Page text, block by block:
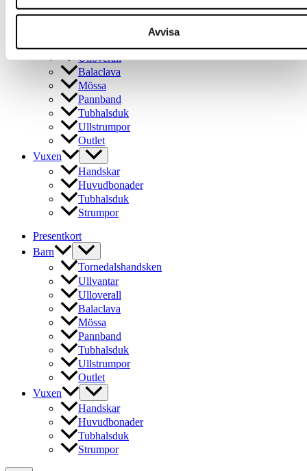
Avvisa
De
olika
kan
Barn
Tornedalshandsken
Ulloverall
Balaclava
Mössa
Pannband
Tubhalsduk
Ullstrumpor
Outlet
Vuxen
Handskar
Huvudbonader
Tubhalsduk
Strumpor
Presentkort
Barn
Tornedalshandsken
Ullvantar
Ulloverall
Balaclava
Mössa
Pannband
Tubhalsduk
Ullstrumpor
Outlet
Vuxen
Handskar
Huvudbonader
Tubhalsduk
Strumpor